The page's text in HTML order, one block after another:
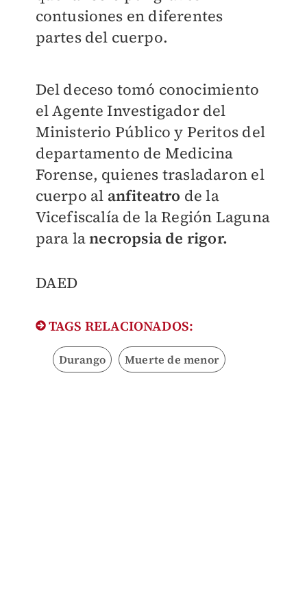
contusiones en diferentes
partes del cuerpo.
Del deceso tomó conocimiento
el Agente Investigador del
Ministerio Público y Peritos del
departamento de Medicina
Forense, quienes trasladaron el
cuerpo al anfiteatro de la
Vicefiscalía de la Región Laguna
para lanecropsia de rigor.
DAED
TAGS RELACIONADOS:
Durango Muerte de menor